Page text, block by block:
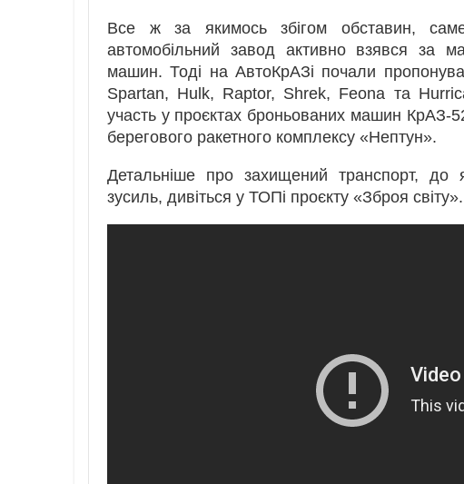
Все ж за якимось збігом обставин,
автомобільний завод активно взявся за
машин. Тоді на АвтоКрАЗі почали
Spartan, Hulk, Raptor, Shrek, Feona та
участь у проєктах броньованих машин
берегового ракетного комплексу «Нептун».
Детальніше про захищений транспорт, до
зусиль, дивіться у ТОПі проєкту «Зброя